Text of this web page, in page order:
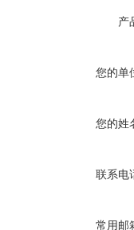
产
您的单
您的姓
联系电
常用邮